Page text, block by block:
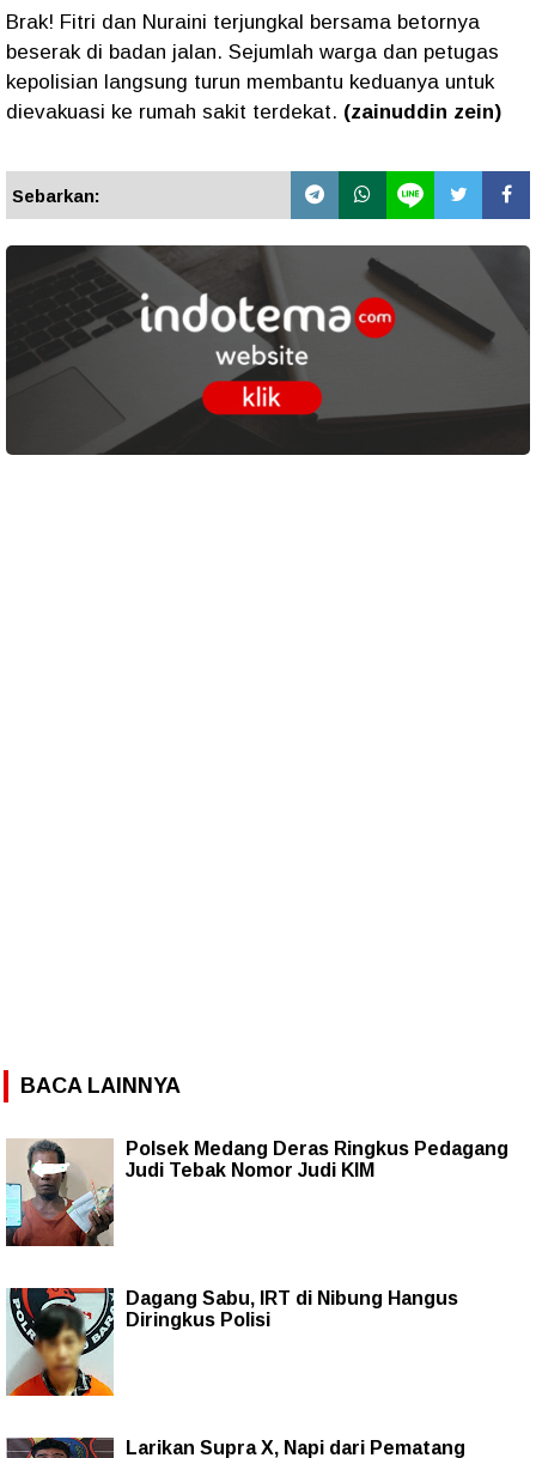
Brak! Fitri dan Nuraini terjungkal bersama betornya
beserak di badan jalan. Sejumlah warga dan petugas
kepolisian langsung turun membantu keduanya untuk
dievakuasi ke rumah sakit terdekat. (zainuddin zein)
Sebarkan:
BACA LAINNYA
Polsek Medang Deras Ringkus Pedagang
Judi Tebak Nomor Judi KIM
Dagang Sabu, IRT di Nibung Hangus
Diringkus Polisi
Larikan Supra X, Napi dari Pematang